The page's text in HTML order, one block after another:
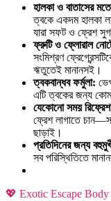
হালকা ও বাতাসের
ত্বকে একদম হালকা
যারা সফট ও ফ্রেশ
ফ্রুটি ও ফ্লোরাল
সংমিশ্রণ
ঋতুতেই মানানসই।
ত্বকবান্ধব ফর্মুলা:
এটি ত্বকের জন্য
যেকোনো সময়
ফ্রেশ লাগাতে
ছাড়াই।
প্রতিদিনের জন্য
সব পরিস্থিতিতে
💖 Exotic Escape Body